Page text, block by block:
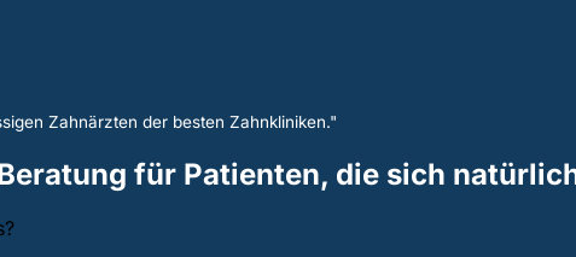
Zahnärzten der besten Zahnkliniken."
für Patienten, die sich